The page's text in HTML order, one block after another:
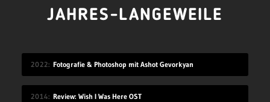
JAHRES-LANGEWEILE
2022 Fotografie & Photoshop mit Ashot Gevorkyan
2014 Review: Wish I Was Here OST